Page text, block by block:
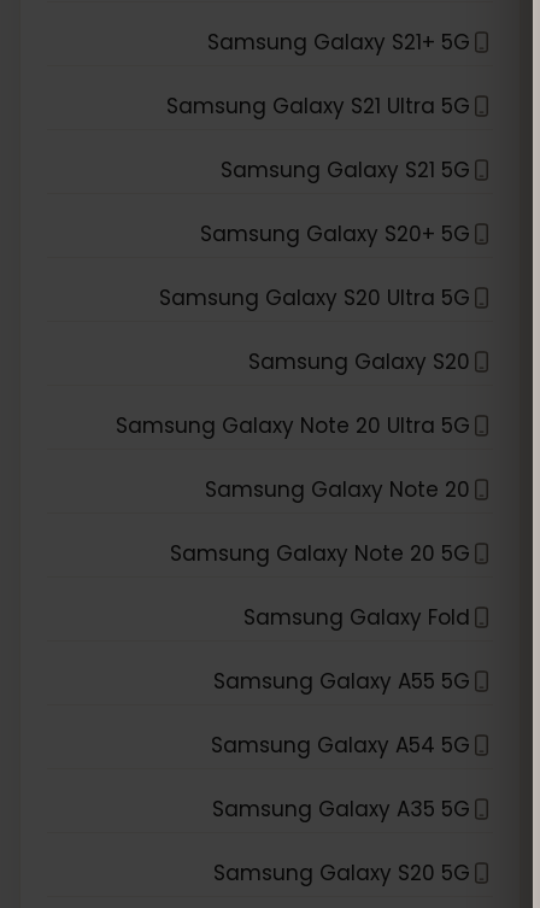
Samsung Galaxy S21+ 5G
Samsung Galaxy S21 Ultra 5G
Samsung Galaxy S21 5G
Samsung Galaxy S20+ 5G
Samsung Galaxy S20 Ultra 5G
Samsung Galaxy S20
Samsung Galaxy Note 20 Ultra 5G
Samsung Galaxy Note 20
Samsung Galaxy Note 20 5G
Samsung Galaxy Fold
Samsung Galaxy A55 5G
Samsung Galaxy A54 5G
Samsung Galaxy A35 5G
Samsung Galaxy S20 5G